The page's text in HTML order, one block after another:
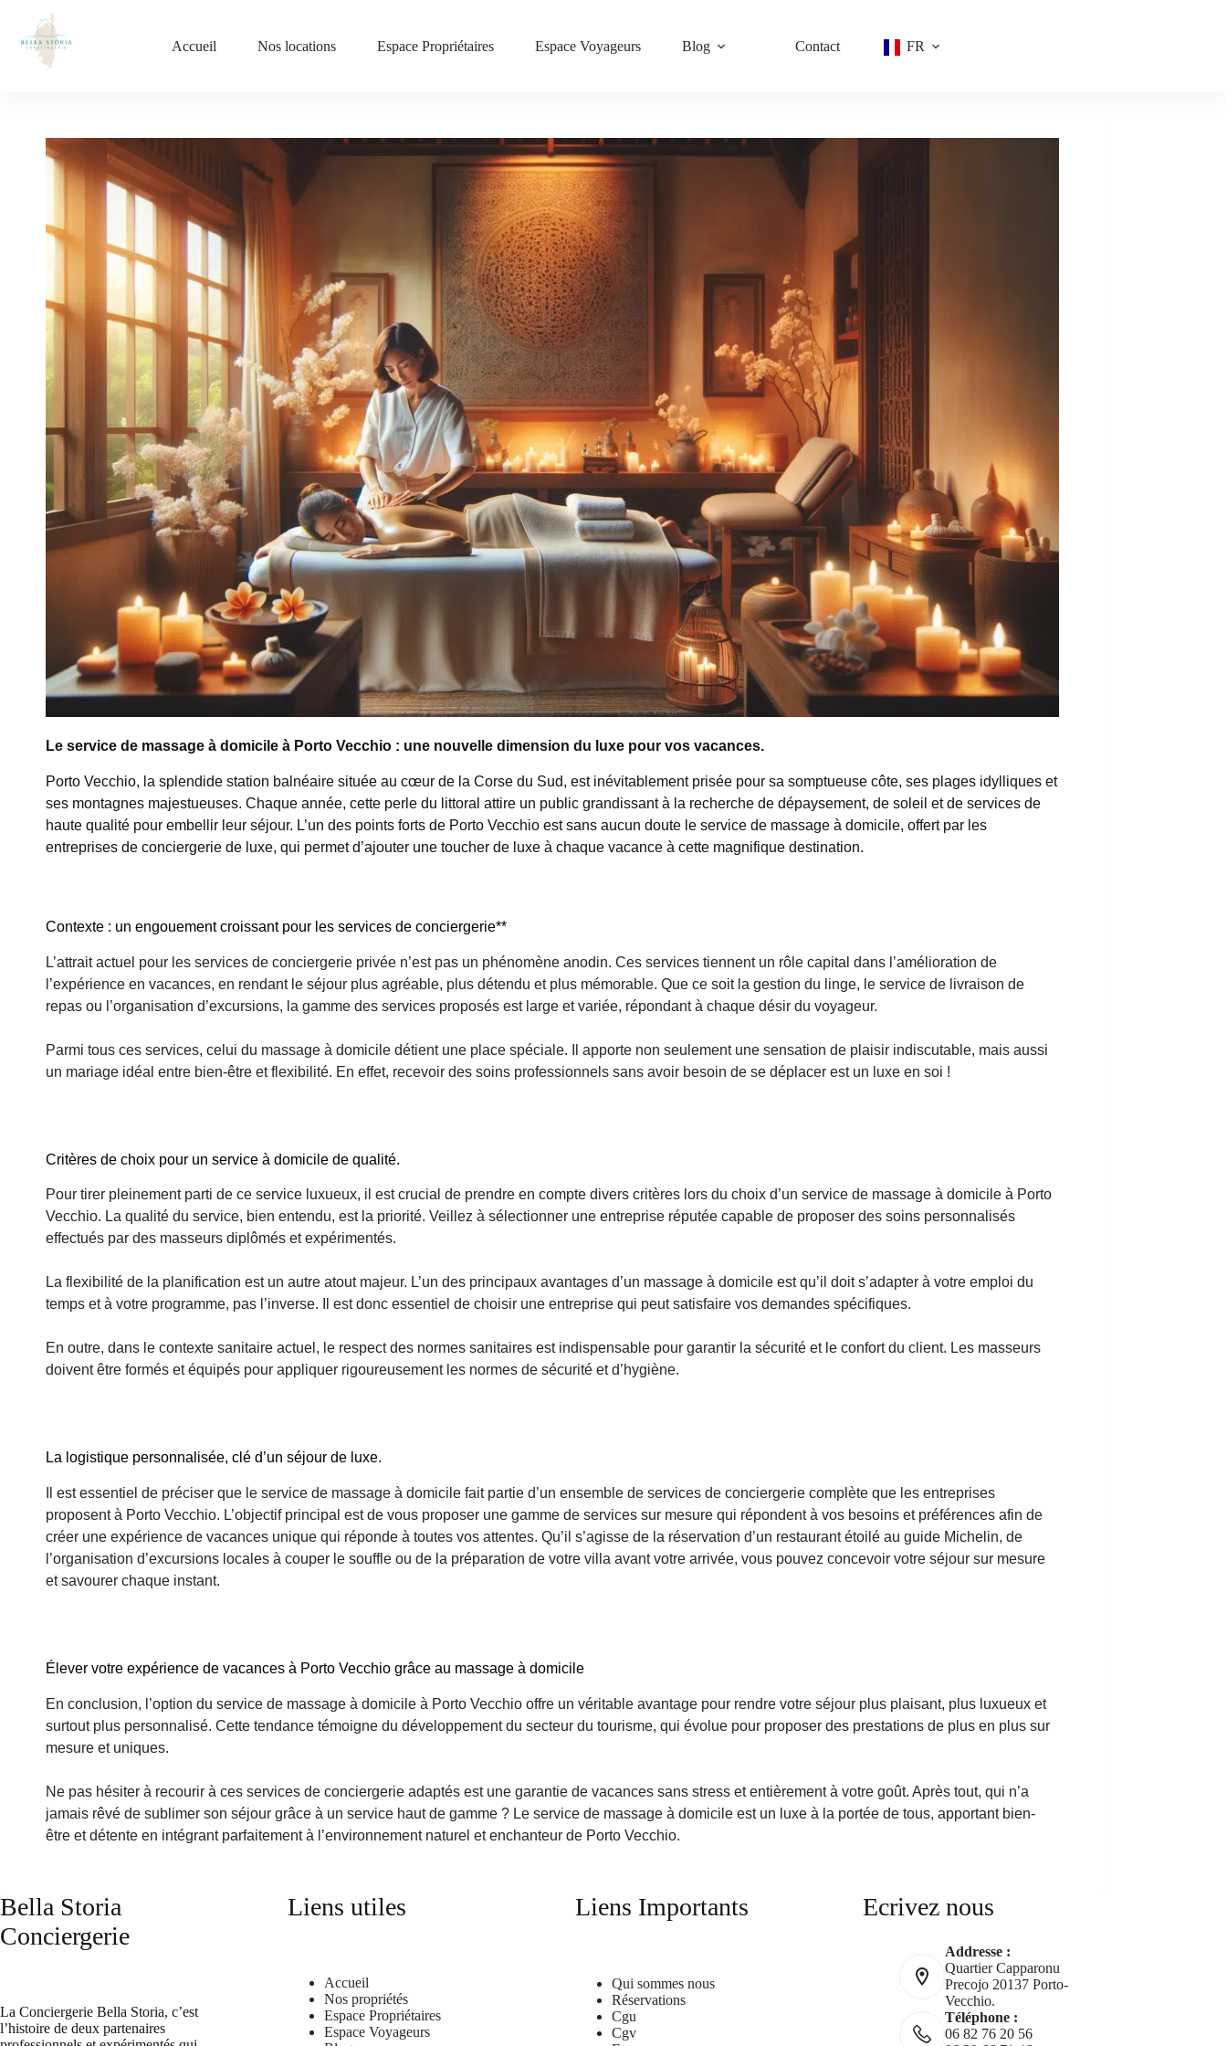
Accueil Nos locations Espace Propriétaires Espace Voyageurs Blog Contact FR
Le service de massage à domicile à Porto Vecchio : une nouvelle dimension du luxe pour vos vacances.
Porto Vecchio, la splendide station balnéaire située au cœur de la Corse du Sud, est inévitablement prisée pour sa somptueuse côte, ses plages idylliques et
ses montagnes majestueuses. Chaque année, cette perle du littoral attire un public grandissant à la recherche de dépaysement, de soleil et de services de
haute qualité pour embellir leur séjour. L’un des points forts de Porto Vecchio est sans aucun doute le service de massage à domicile, offert par les
entreprises de conciergerie de luxe, qui permet d’ajouter une toucher de luxe à chaque vacance à cette magnifique destination.
Contexte : un engouement croissant pour les services de conciergerie**
L’attrait actuel pour les services de conciergerie privée n’est pas un phénomène anodin. Ces services tiennent un rôle capital dans l’amélioration de
l’expérience en vacances, en rendant le séjour plus agréable, plus détendu et plus mémorable. Que ce soit la gestion du linge, le service de livraison de
repas ou l’organisation d’excursions, la gamme des services proposés est large et variée, répondant à chaque désir du voyageur.
Parmi tous ces services, celui du massage à domicile détient une place spéciale. Il apporte non seulement une sensation de plaisir indiscutable, mais aussi
un mariage idéal entre bien-être et flexibilité. En effet, recevoir des soins professionnels sans avoir besoin de se déplacer est un luxe en soi !
Critères de choix pour un service à domicile de qualité.
Pour tirer pleinement parti de ce service luxueux, il est crucial de prendre en compte divers critères lors du choix d’un service de massage à domicile à Porto
Vecchio. La qualité du service, bien entendu, est la priorité. Veillez à sélectionner une entreprise réputée capable de proposer des soins personnalisés
effectués par des masseurs diplômés et expérimentés.
La flexibilité de la planification est un autre atout majeur. L’un des principaux avantages d’un massage à domicile est qu’il doit s’adapter à votre emploi du
temps et à votre programme, pas l’inverse. Il est donc essentiel de choisir une entreprise qui peut satisfaire vos demandes spécifiques.
En outre, dans le contexte sanitaire actuel, le respect des normes sanitaires est indispensable pour garantir la sécurité et le confort du client. Les masseurs
doivent être formés et équipés pour appliquer rigoureusement les normes de sécurité et d’hygiène.
La logistique personnalisée, clé d’un séjour de luxe.
Il est essentiel de préciser que le service de massage à domicile fait partie d’un ensemble de services de conciergerie complète que les entreprises
proposent à Porto Vecchio. L’objectif principal est de vous proposer une gamme de services sur mesure qui répondent à vos besoins et préférences afin de
créer une expérience de vacances unique qui réponde à toutes vos attentes. Qu’il s’agisse de la réservation d’un restaurant étoilé au guide Michelin, de
l’organisation d’excursions locales à couper le souffle ou de la préparation de votre villa avant votre arrivée, vous pouvez concevoir votre séjour sur mesure
et savourer chaque instant.
Élever votre expérience de vacances à Porto Vecchio grâce au massage à domicile
En conclusion, l’option du service de massage à domicile à Porto Vecchio offre un véritable avantage pour rendre votre séjour plus plaisant, plus luxueux et
surtout plus personnalisé. Cette tendance témoigne du développement du secteur du tourisme, qui évolue pour proposer des prestations de plus en plus sur
mesure et uniques.
Ne pas hésiter à recourir à ces services de conciergerie adaptés est une garantie de vacances sans stress et entièrement à votre goût. Après tout, qui n’a
jamais rêvé de sublimer son séjour grâce à un service haut de gamme ? Le service de massage à domicile est un luxe à la portée de tous, apportant bien-
être et détente en intégrant parfaitement à l’environnement naturel et enchanteur de Porto Vecchio.
Bella Storia
Conciergerie
La Conciergerie Bella Storia, c’est
l’histoire de deux partenaires
Liens utiles
Accueil
Nos propriétés
Espace Propriétaires
Espace Voyageurs
Liens Importants
Qui sommes nous
Réservations
Cgu
Cgv
Ecrivez nous
Addresse :
Quartier Capparonu
Precojo 20137 Porto-
Vecchio.
Téléphone :
06 82 76 20 56